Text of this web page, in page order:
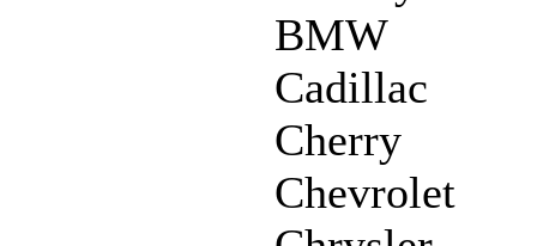
BMW
Cadillac
Cherry
Chevrolet